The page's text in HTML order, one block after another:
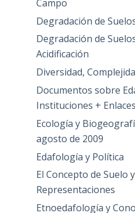
Campo
Degradación de
Degradación de
Acidificación
Diversidad,
Documentos sobre
Instituciones + Enlaces
Ecología y
agosto de 2009
Edafología y Política
El Concepto de Suelo
Representaciones
Etnoedafología y